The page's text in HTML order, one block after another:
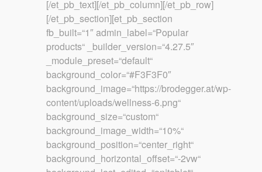
[/et_pb_text][/et_pb_column][/et_pb_row]
[/et_pb_section][et_pb_section
fb_built=“1″ admin_label=“Popular
products“ _builder_version=“4.27.5″
_module_preset=“default“
background_color=“#F3F3F0″
background_image=“https://brodegger.at/wp-
content/uploads/wellness-6.png“
background_size=“custom“
background_image_width=“10%“
background_position=“center_right“
background_horizontal_offset=“-2vw“